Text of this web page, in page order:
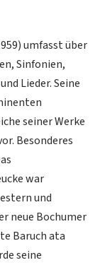
umfasst über
Sinfonien,
Lieder. Seine
seiner Werke
Besonderes
war
und
neue Bochumer
Baruch ata
seine